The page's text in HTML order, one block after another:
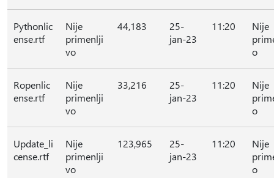
Pythonlic
ense.rtf
Nije
primenlji
vo
44,183
25-
jan-23
11:20
Nije
o
Ropenlic
ense.rtf
Nije
primenlji
vo
33,216
25-
jan-23
11:20
Nije
o
Update_li
cense.rtf
Nije
primenlji
vo
123,965
25-
jan-23
11:20
Nije
o